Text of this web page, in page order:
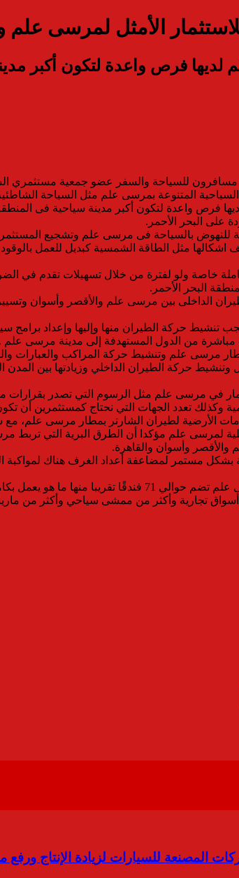
الأمثل لمرسى علم
فرص واعدة لتكون أكبر
للسياحة والسفر عضو جمعية مستثمري
المتنوعة بمرسى علم مثل السياحة
فرص واعدة لتكون أكبر مدينة سياحية فى
على البحر الأحمر.
للنهوض بالسياحة فى مرسى علم وتشجيع
اشكالها مثل الطاقة الشمسية كبديل للعمل
خاصة ولو لفترة من خلال تسهيلات تقدم في
البحر الأحمر.
الداخلى بين مرسى علم والأقصر وأسوان
حركة الطيران منها وإليها وإعداد برامج
من الدول المستهدفة إلى مدينة مرسى علم .
مرسى علم وتنشيط حركة المراكب والعبارات
حركة الطيران الداخلي وزيادتها بين
في مرسى علم مثل الرسوم التي تصدر بقرارات
الأرضية لطيران الشارتر بمطار مرسى
لمرسى علم مؤكدا أن الطرق البرية التي
وأسوان والقاهرة.
بشكل مستمر لمضاعفة أعداد الغرف هناك
تجارية وأكثر من ممشى سياحي وأكثر من
للسيارات لزيادة الإنتاج ورفع